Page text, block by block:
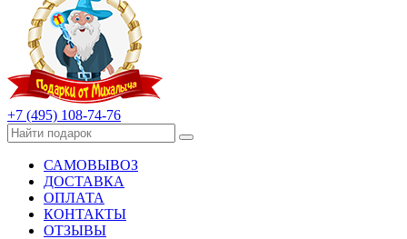
+7 (495) 108-74-76
САМОВЫВОЗ
ДОСТАВКА
ОПЛАТА
КОНТАКТЫ
ОТЗЫВЫ